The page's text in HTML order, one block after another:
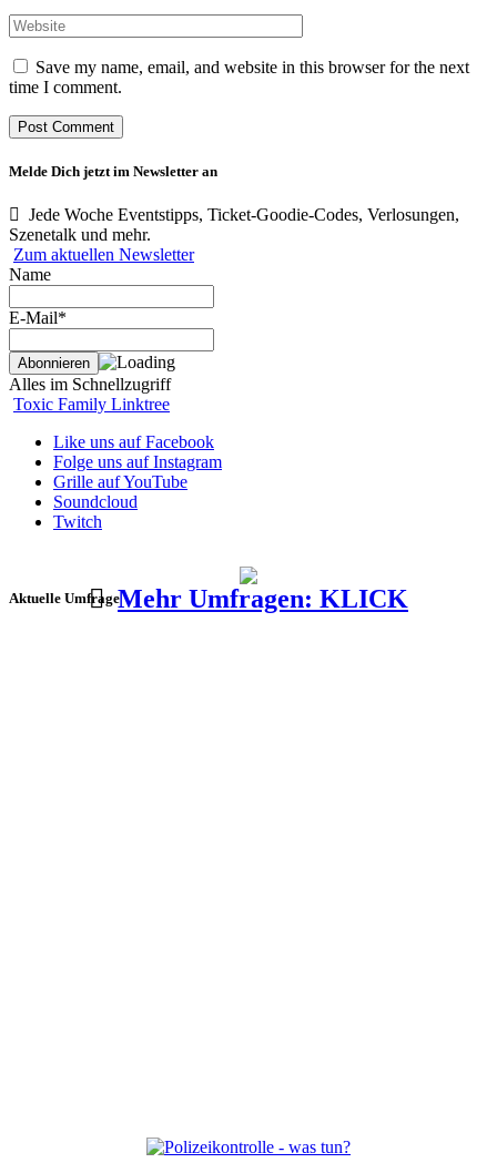
Save my name, email, and website in this browser for the next
time I comment.
Melde Dich jetzt im Newsletter an
Jede Woche Eventstipps, Ticket-Goodie-Codes, Verlosungen,
Szenetalk und mehr.
Zum aktuellen Newsletter
Name
E-Mail*
Alles im Schnellzugriff
Toxic Family Linktree
Like uns auf Facebook
Folge uns auf Instagram
Grille auf YouTube
Soundcloud
Twitch
Aktuelle UmfrageMehr Umfragen: KLICK